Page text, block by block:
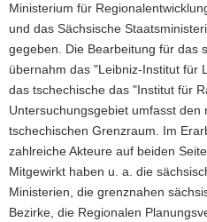
n
d
e
N
a
v
i
g
a
t
i
o
n
Ministerium für
und das Sächsische
gegeben. Die Bearbeitung für das
übernahm das "Leibniz-Institut für
das tschechische das "Institut für
Untersuchungsgebiet umfasst den
tschechischen Grenzraum. Im
zahlreiche Akteure auf beiden
Mitgewirkt haben u. a. die
Ministerien, die grenznahen
Bezirke, die Regionalen